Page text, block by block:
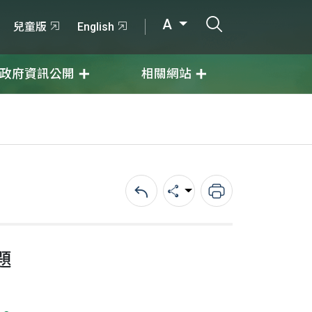
兒童版 English A
政府資訊公開 相關網站
回上一頁分享 列印